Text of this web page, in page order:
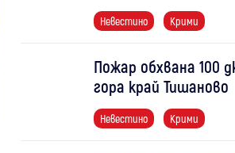
Невестино Крими
Пожар обхвана 100
гора край Тишаново
Невестино Крими